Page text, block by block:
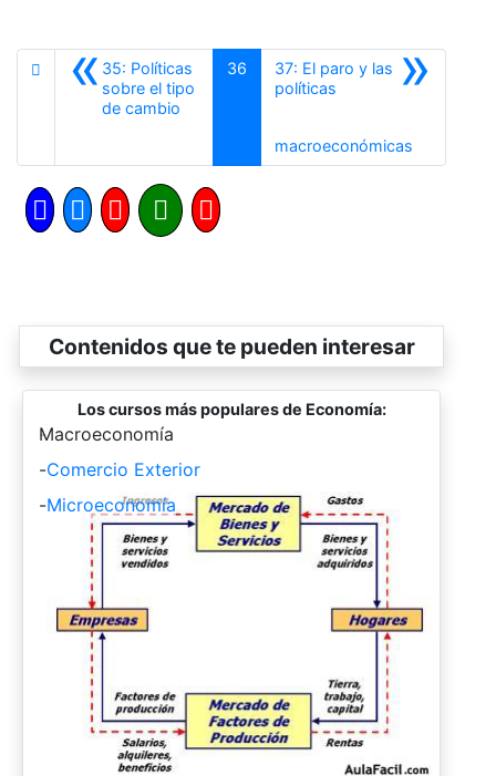
«35: Políticas
sobre el tipo
de cambio
36 »
37: El paro y las
políticas
macroeconómicasSiguiente
Contenidos que te pueden interesar
Los cursos más populares de Economía:
-
Macroeconomía
-Comercio Exterior
-Microeconomía